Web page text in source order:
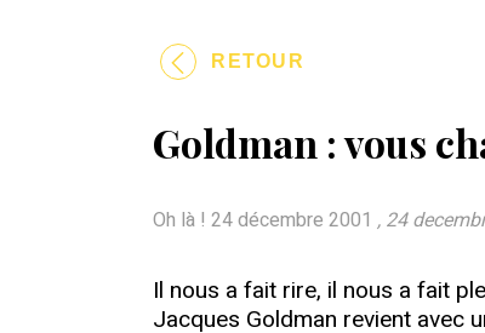
RETOUR
Goldman : vous
Oh là ! 24 décembre 2001 , 24
Il nous a fait rire, il nous a fait
Jacques Goldman revient avec